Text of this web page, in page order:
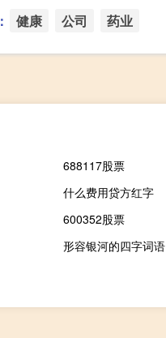
健康 公司 药业
688117股票
什么费用贷方红字
600352股票
形容银河的四字词语